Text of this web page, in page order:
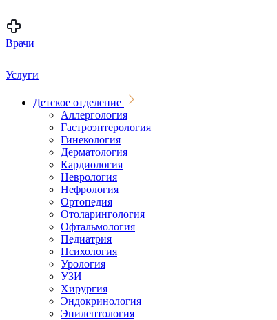
Врачи
Услуги
Детское отделение
Аллергология
Гастроэнтерология
Гинекология
Дерматология
Кардиология
Неврология
Нефрология
Ортопедия
Отоларингология
Офтальмология
Педиатрия
Психология
Урология
УЗИ
Хирургия
Эндокринология
Эпилептология